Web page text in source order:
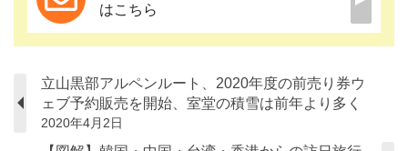
はこちら
立山黒部アルペンルート、2020年度の前売り券ウ
ェブ予約販売を開始、室堂の積雪は前年より多く
2020年4月2日